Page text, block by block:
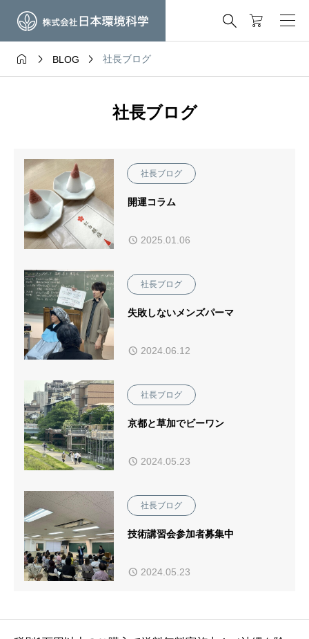

  BLOG  社長ブログ
社長ブログ
社長ブログ
開運コラム
2025.01.06
社長ブログ
失敗しないメンズパーマ
2024.06.12
社長ブログ
京都と草加でビーワン
2024.05.23
社長ブログ
技術講習会参加者募集中
2024.05.23